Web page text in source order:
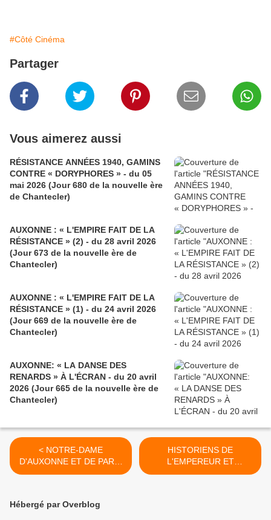
#Côté Cinéma
Partager
Vous aimerez aussi
RÉSISTANCE ANNÉES 1940, GAMINS
CONTRE « DORYPHORES » - du 05
mai 2026 (Jour 680 de la nouvelle ère
de Chantecler)
AUXONNE : « L'EMPIRE FAIT DE LA
RÉSISTANCE » (2) - du 28 avril 2026
(Jour 673 de la nouvelle ère de
Chantecler)
AUXONNE : « L'EMPIRE FAIT DE LA
RÉSISTANCE » (1) - du 24 avril 2026
(Jour 669 de la nouvelle ère de
Chantecler)
AUXONNE: « LA DANSE DES
RENARDS » À L'ÉCRAN - du 20 avril
2026 (Jour 665 de la nouvelle ère de
Chantecler)
< NOTRE-DAME
D'AUXONNE ET DE PARIS
(3) - du 13 décembre 2024
HISTORIENS DE
L'EMPEREUR ET
COLLECTIONNEURS
Hébergé par Overblog